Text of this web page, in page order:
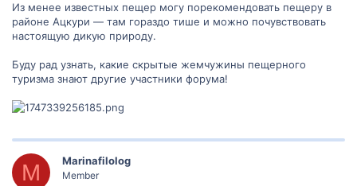
Из менее известных пещер могу порекомендовать пещеру в
районе Ацкури — там гораздо тише и можно почувствовать
настоящую дикую природу.
Буду рад узнать, какие скрытые жемчужины пещерного
туризма знают другие участники форума!
M Marinafilolog
Member